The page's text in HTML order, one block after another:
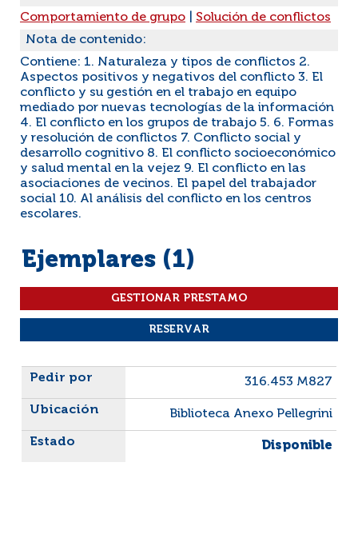
Comportamiento de grupo
Solución de conflictos
Nota de contenido:
Contiene: 1. Naturaleza y tipos de conflictos 2.
Aspectos positivos y negativos del conflicto 3. El
conflicto y su gestión en el trabajo en equipo
mediado por nuevas tecnologías de la información
4. El conflicto en los grupos de trabajo 5. 6. Formas
y resolución de conflictos 7. Conflicto social y
desarrollo cognitivo 8. El conflicto socioeconómico
y salud mental en la vejez 9. El conflicto en las
asociaciones de vecinos. El papel del trabajador
social 10. Al análisis del conflicto en los centros
escolares.
Ejemplares (1)
Liste des exemplaires
316.453 M827
Biblioteca Anexo Pellegrini
Disponible